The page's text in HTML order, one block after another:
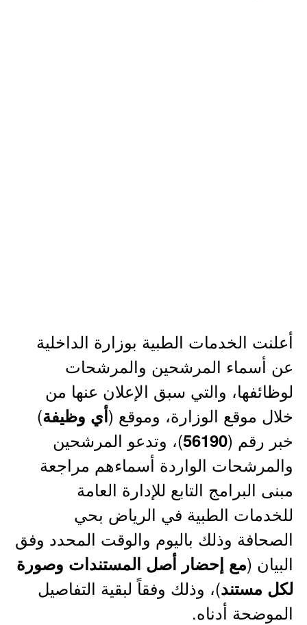
أعلنت الخدمات الطبية بوزارة الداخلية
عن أسماء المرشحين والمرشحات
لوظائفها، والتي سبق الإعلان عنها من
خلال موقع الوزارة، وموقع (أي وظيفة)
خبر رقم (56190)، وتدعو المرشحين
والمرشحات الواردة أسماءهم مراجعة
مبنى البرامج التابع للإدارة العامة
للخدمات الطبية في الرياض بحي
الصحافة وذلك باليوم والوقت المحدد وفق
البيان (مع إحضار أصل المستندات وصورة
لكل مستند)، وذلك وفقاً لبقية التفاصيل
الموضحة أدناه.